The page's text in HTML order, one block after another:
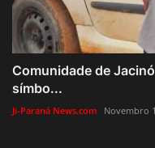
Comunidade de
símbo...
Ji-Paraná News.com Novembro